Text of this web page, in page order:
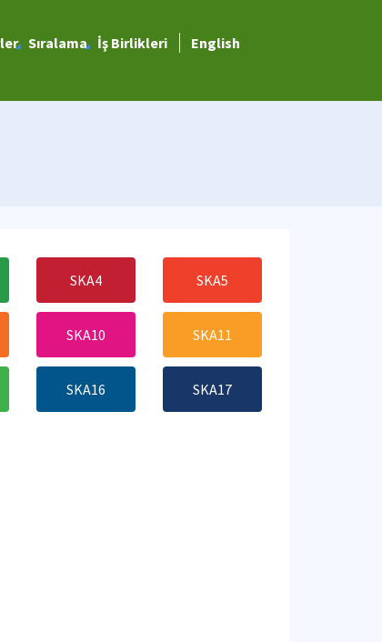
Sıralama İş Birlikleri English
SKA4 SKA5
SKA10 SKA11
SKA16 SKA17